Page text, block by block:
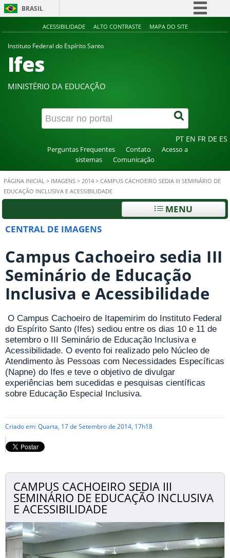
BRASIL
Simplifique!
Canais
ACESSIBILIDADE ALTO CONTRASTE MAPA DO SITE
Instituto Federal do Espírito Santo
Ifes
MINISTÉRIO DA EDUCAÇÃO
PT EN FR DE ES
Perguntas Frequentes Contato
Acesso a
sistemas
Comunicação
PÁGINA INICIAL > IMAGENS > 2014 > CAMPUS CACHOEIRO SEDIA III SEMINÁRIO DE
EDUCAÇÃO INCLUSIVA E ACESSIBILIDADE
MENU
CENTRAL DE IMAGENS
Campus Cachoeiro sedia III
Seminário de Educação
Inclusiva e Acessibilidade
O Campus Cachoeiro de Itapemirim do Instituto Federal
do Espírito Santo (Ifes) sediou entre os dias 10 e 11 de
setembro o III Seminário de Educação Inclusiva e
Acessibilidade. O evento foi realizado pelo Núcleo de
Atendimento às Pessoas com Necessidades Específicas
(Napne) do Ifes e teve o objetivo de divulgar
experiências bem sucedidas e pesquisas científicas
sobre Educação Especial Inclusiva.
Criado em: Quarta, 17 de Setembro de 2014, 17h18
CAMPUS CACHOEIRO SEDIA III
SEMINÁRIO DE EDUCAÇÃO INCLUSIVA
E ACESSIBILIDADE